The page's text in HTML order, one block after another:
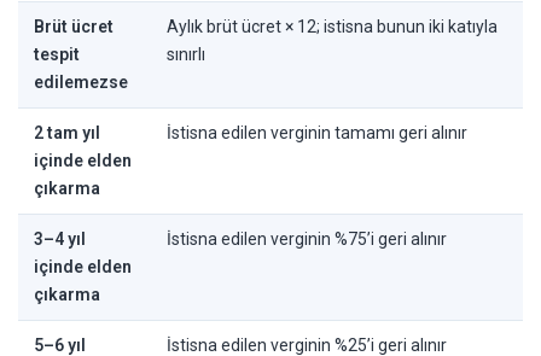
Brüt ücret
tespit
edilemezse
Aylık brüt ücret × 12; istisna bunun iki katıyla
sınırlı
2 tam yıl
içinde elden
çıkarma
İstisna edilen verginin tamamı geri alınır
3–4 yıl
içinde elden
çıkarma
İstisna edilen verginin %75’i geri alınır
5–6 yıl
İstisna edilen verginin %25’i geri alınır